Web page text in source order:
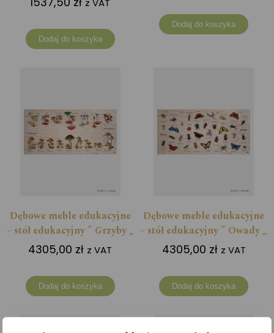
z VAT
Dodaj do koszyka
Dodaj do koszyka
Dębowe meble edukacyjne
– stół edukacyjny ” Grzyby „
4305,00 zł z VAT
Dodaj do koszyka
Dębowe meble edukacyjne
– stół edukacyjny ” Owady „
4305,00 zł z VAT
Dodaj do koszyka